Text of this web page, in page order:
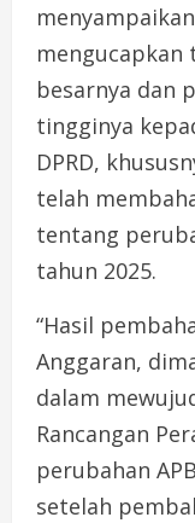
mengucapkan
besarnya dan
tingginya
DPRD,
telah
tentang
tahun 2025.
“Hasil
Anggaran,
dalam
Rancangan
perubahan
setelah